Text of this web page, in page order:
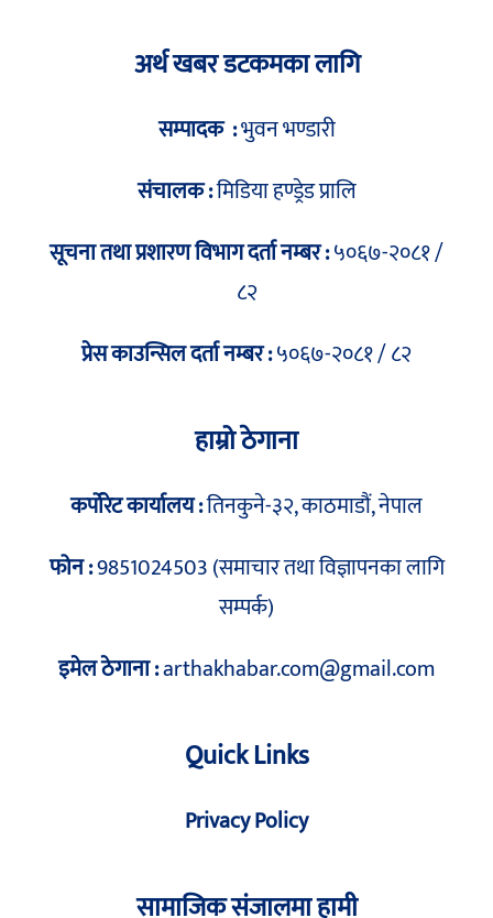
अर्थ खबर डटकमका लागि
सम्पादक :भुवन भण्डारी
संचालक :मिडिया हण्ड्रेड प्रालि
सूचना तथा प्रशारण विभाग दर्ता नम्बर :५०६७-२०८१ /
८२
प्रेस काउन्सिल दर्ता नम्बर :५०६७-२०८१ / ८२
हाम्रो ठेगाना
कर्पोरेट कार्यालय :तिनकुने-३२, काठमाडौं, नेपाल
फोन :9851024503 (समाचार तथा विज्ञापनका लागि
सम्पर्क)
इमेल ठेगाना :arthakhabar.com@gmail.com
Quick Links
Privacy Policy
सामाजिक संजालमा हामी